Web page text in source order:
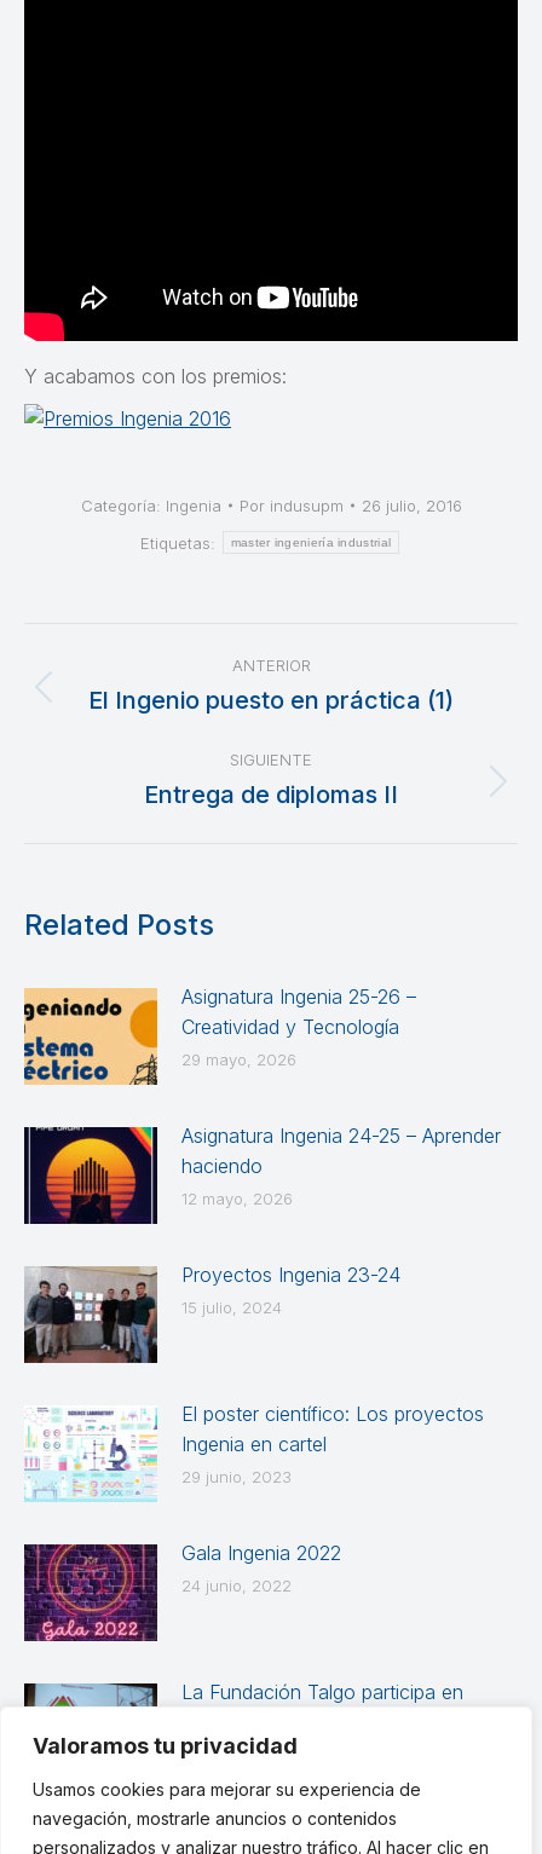
Valoramos tu privacidad
Usamos cookies para mejorar su experiencia de
navegación, mostrarle anuncios o contenidos
personalizados y analizar nuestro tráfico. Al hacer clic en
Y acabamos con los premios:
Categoría: Ingenia Por indusupm
26 julio, 2016
Etiquetas:
master ingeniería industrial
Navegación
entre
publicaciones
ANTERIOR
Publicación
El Ingenio puesto en práctica (1)
SIGUIENTE
Publicación
Entrega de diplomas II
Related Posts
Asignatura Ingenia 25-26 –
Creatividad y Tecnología
29 mayo, 2026
Asignatura Ingenia 24-25 – Aprender
haciendo
12 mayo, 2026
Proyectos Ingenia 23-24
15 julio, 2024
El poster científico: Los proyectos
Ingenia en cartel
29 junio, 2023
Gala Ingenia 2022
24 junio, 2022
La Fundación Talgo participa en
30 septiembre, 2021